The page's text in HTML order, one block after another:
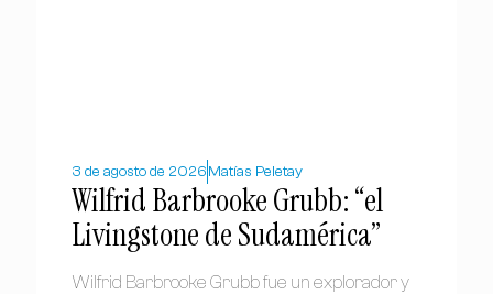
3 de agosto de 2026 Matías Peletay
Wilfrid Barbrooke Grubb: “el
Livingstone de Sudamérica”
Wilfrid Barbrooke Grubb fue un explorador y